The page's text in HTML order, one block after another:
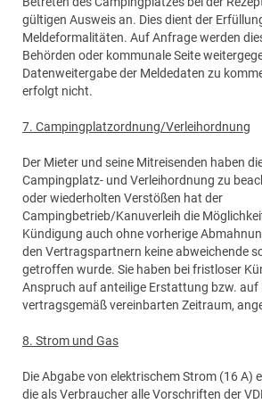
gültigen Ausweis an. Dies dient der
Meldeformalitäten. Auf Anfrage werden
Behörden oder kommunale Seite
Datenweitergabe der Meldedaten zu
erfolgt nicht.
7. Campingplatzordnung/Verleihordnung
Der Mieter und seine Mitreisenden haben
Campingplatz- und Verleihordnung zu
oder wiederholten Verstößen hat der
Campingbetrieb/Kanuverleih die
Kündigung auch ohne vorherige
den Vertragspartnern keine abweichende
getroffen wurde. Sie haben bei fristloser
Anspruch auf anteilige Erstattung bzw. auf
vertragsgemäß vereinbarten Zeitraum,
8. Strom und Gas
Die Abgabe von elektrischem Strom (16 A)
die als Verbraucher alle Vorschriften der